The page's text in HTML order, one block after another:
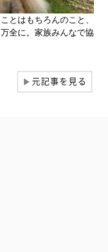
とはもちろんのこと、
全に。家族みんなで協
▶元記事を見る